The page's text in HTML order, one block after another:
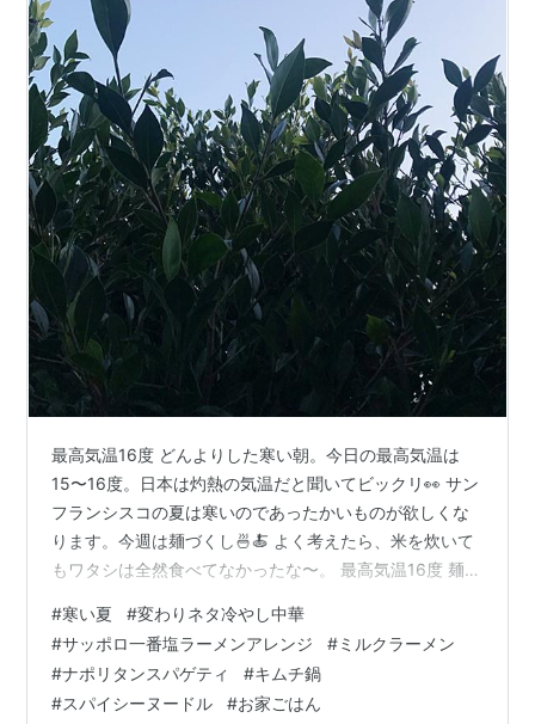
最高気温16度 どんよりした寒い朝。今日の最高気温は
15〜16度。日本は灼熱の気温だと聞いてビックリ👀 サン
フランシスコの夏は寒いのであったかいものが欲しくな
ります。今週は麺づくし🍜🍝 よく考えたら、米を炊いて
もワタシは全然食べてなかったな〜。 最高気温16度 麺づ
し中華 : サラダ編 ★サッポロ一番塩ラーメンアレンジ :
ミルクラーメン ★ナポリタンスパゲティ ★スパイシー・
ヌードル 麺づくし ★変わりネタ冷やし中華 : 納豆編 （ワ
タシだけですが）今も"冷やし中華"にハマってます。今
#寒い夏 #変わりネタ冷やし中華
#サッポロ一番塩ラーメンアレンジ #ミルクラーメン
#ナポリタンスパゲティ #キムチ鍋
#スパイシーヌードル #お家ごはん